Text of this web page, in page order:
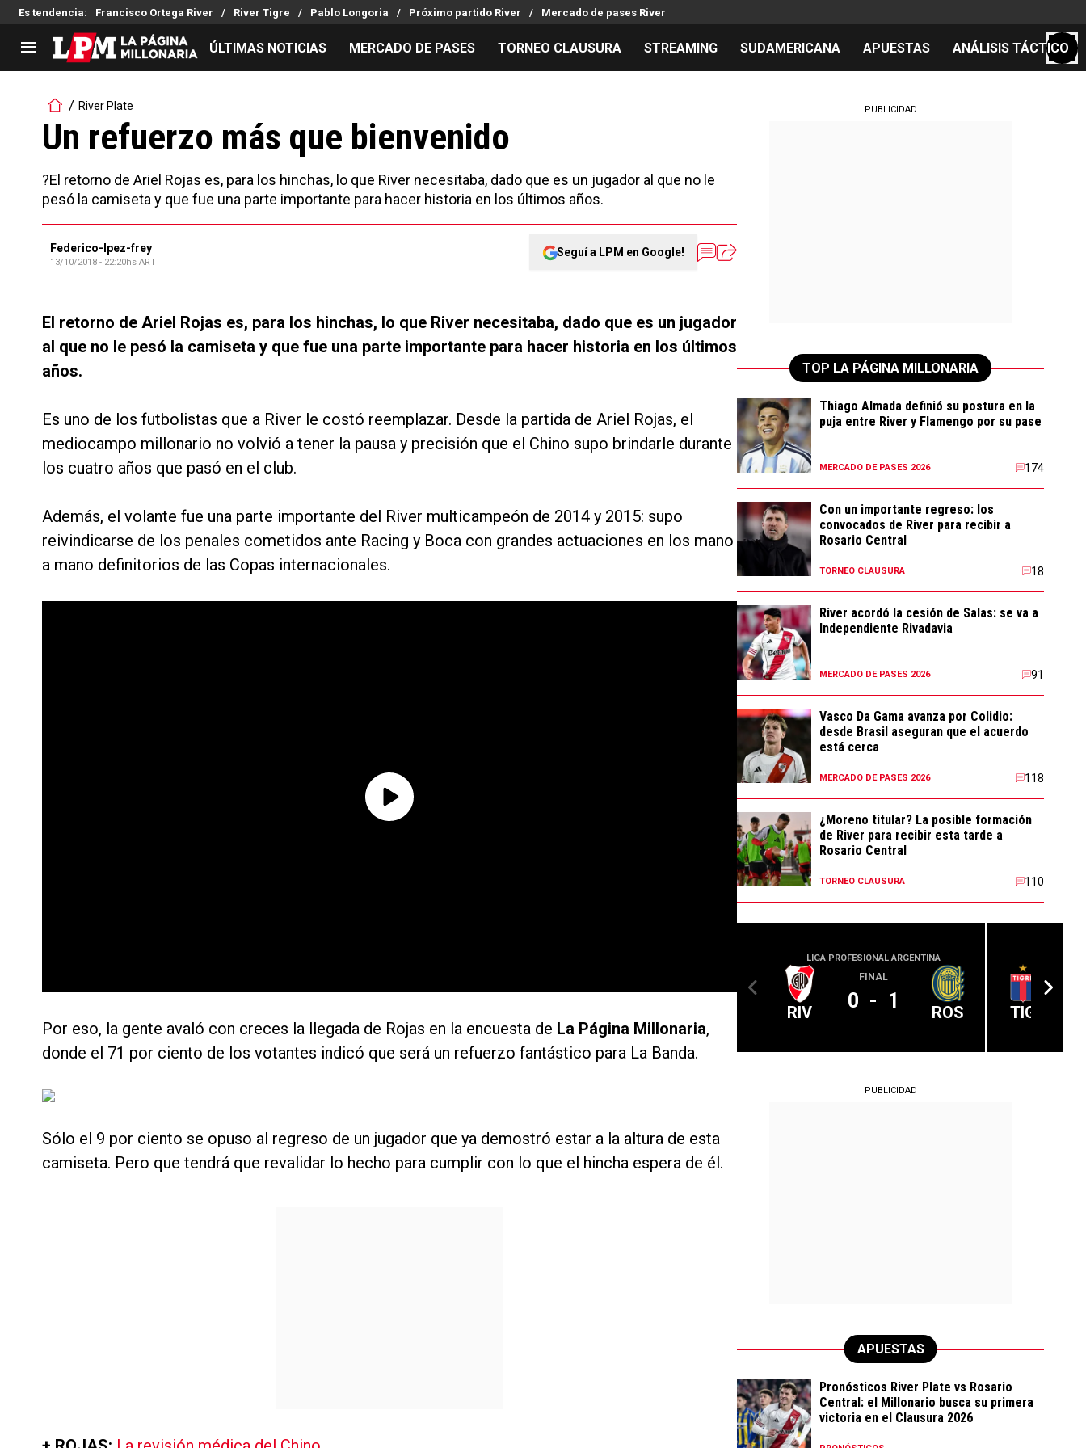
Es tendencia: Francisco Ortega River River Tigre Pablo Longoria Próximo partido River Mercado de pases River
LIGA PROFESIONAL
Noticias
Tabla de posiciones
Reserva
Copa Sudamericana
Copa Argentina
Mercado de Pases
Análisis tácticos
Chacho Coudet
Entradas
Los goles de River
Pronósticos
ÚLTIMAS NOTICIAS MERCADO DE PASES TORNEO CLAUSURA STREAMING SUDAMERICANA APUESTAS ANÁLISIS TÁCTICO
River Plate
Un refuerzo más que bienvenido
?El retorno de Ariel Rojas es, para los hinchas, lo que River necesitaba, dado que es un jugador al que no le
pesó la camiseta y que fue una parte importante para hacer historia en los últimos años.
Federico-lpez-frey
13/10/2018 - 22:20hs ART
Seguí a LPM en Google!
El retorno de Ariel Rojas es, para los hinchas, lo que River necesitaba, dado que es un jugador
al que no le pesó la camiseta y que fue una parte importante para hacer historia en los últimos
años.
Es uno de los futbolistas que a River le costó reemplazar. Desde la partida de Ariel Rojas, el
mediocampo millonario no volvió a tener la pausa y precisión que el Chino supo brindarle durante
los cuatro años que pasó en el club.
Además, el volante fue una parte importante del River multicampeón de 2014 y 2015: supo
reivindicarse de los penales cometidos ante Racing y Boca con grandes actuaciones en los mano
a mano definitorios de las Copas internacionales.
Por eso, la gente avaló con creces la llegada de Rojas en la encuesta de La Página Millonaria,
donde el 71 por ciento de los votantes indicó que será un refuerzo fantástico para La Banda.
Sólo el 9 por ciento se opuso al regreso de un jugador que ya demostró estar a la altura de esta
camiseta. Pero que tendrá que revalidar lo hecho para cumplir con lo que el hincha espera de él.
PUBLICIDAD
TOP LA PÁGINA MILLONARIA
Thiago Almada definió su postura en la
puja entre River y Flamengo por su pase
MERCADO DE PASES 2026 174
Con un importante regreso: los
convocados de River para recibir a
Rosario Central
TORNEO CLAUSURA 18
River acordó la cesión de Salas: se va a
Independiente Rivadavia
MERCADO DE PASES 2026 91
Vasco Da Gama avanza por Colidio:
desde Brasil aseguran que el acuerdo
está cerca
MERCADO DE PASES 2026 118
¿Moreno titular? La posible formación
de River para recibir esta tarde a
Rosario Central
TORNEO CLAUSURA 110
LIGA PROFESIONAL ARGENTINA
RIV
FINAL
0 - 1 ROS TIG
PUBLICIDAD
APUESTAS
Pronósticos River Plate vs Rosario
Central: el Millonario busca su primera
victoria en el Clausura 2026